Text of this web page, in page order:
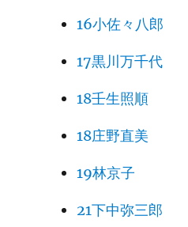
16小佐々八郎
17黒川万千代
18壬生照順
18庄野直美
19林京子
21下中弥三郎